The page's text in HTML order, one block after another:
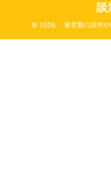
談
© 2026 「養育費の請求や